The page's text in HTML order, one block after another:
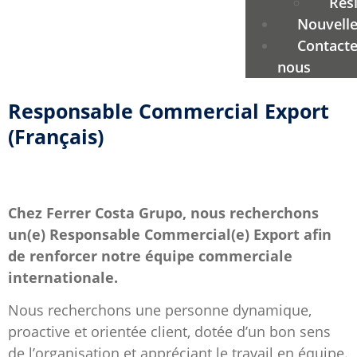
nous
Responsable Commercial Export
(Français)
Chez Ferrer Costa Grupo, nous recherchons
un(e) Responsable Commercial(e) Export afin
de renforcer notre équipe commerciale
internationale.
Nous recherchons une personne dynamique,
proactive et orientée client, dotée d’un bon sens
de l’organisation et appréciant le travail en équipe.